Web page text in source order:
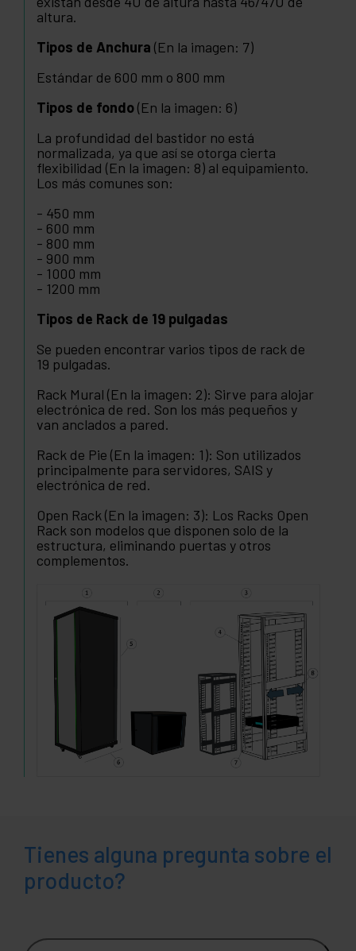
altura.
Tipos de Anchura (En la imagen: 7)
Estándar de 600 mm o 800 mm
Tipos de fondo(En la imagen: 6)
La profundidad del bastidor no está
normalizada, ya que así se otorga cierta
flexibilidad (En la imagen: 8) al equipamiento.
Los más comunes son:
- 450 mm
- 600 mm
- 800 mm
- 900 mm
- 1000 mm
- 1200 mm
Tipos de Rack de 19 pulgadas
Se pueden encontrar varios tipos de rack de
19 pulgadas.
Rack Mural (En la imagen: 2): Sirve para alojar
electrónica de red. Son los más pequeños y
van anclados a pared.
Rack de Pie (En la imagen: 1): Son utilizados
principalmente para servidores, SAIS y
electrónica de red.
Open Rack (En la imagen: 3): Los Racks Open
Rack son modelos que disponen solo de la
estructura, eliminando puertas y otros
complementos.
Tienes alguna pregunta sobre el
producto?